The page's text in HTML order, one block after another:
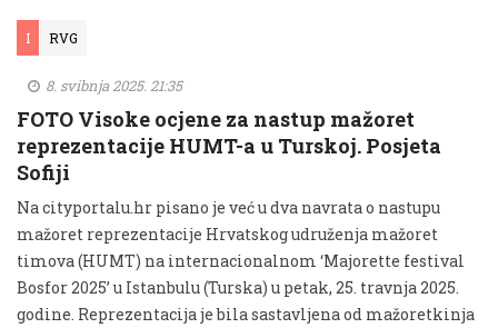
I RVG
8. svibnja 2025. 21:35
FOTO Visoke ocjene za nastup mažoret
reprezentacije HUMT-a u Turskoj. Posjeta
Sofiji
Na cityportalu.hr pisano je već u dva navrata o nastupu
mažoret reprezentacije Hrvatskog udruženja mažoret
timova (HUMT) na internacionalnom ‘Majorette festival
Bosfor 2025’ u Istanbulu (Turska) u petak, 25. travnja 2025.
godine. Reprezentacija je bila sastavljena od mažoretkinja